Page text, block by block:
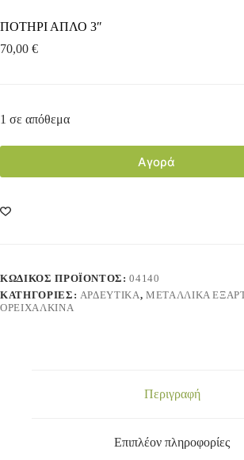
ΠΟΤΗΡΙ ΑΠΛΟ 3″
70,00 €
1 σε απόθεμα
Αγορά
ΚΩΔΙΚΌΣ ΠΡΟΪΌΝΤΟΣ:04140
ΚΑΤΗΓΟΡΊΕΣ: ΑΡΔΕΥΤΙΚΑ, ΜΕΤΑΛΛΙΚΑ
ΟΡΕΙΧΑΛΚΙΝΑ
Περιγραφή
Επιπλέον πληροφορίες